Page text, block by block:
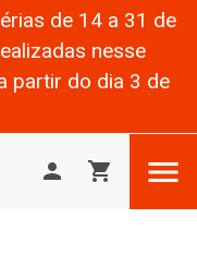
de 14 a 31 de
nesse
partir do dia 3 de
person shopping_cart 